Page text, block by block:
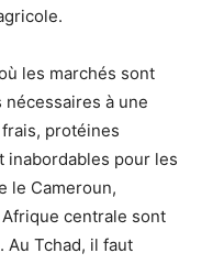
les marchés sont
à une
protéines
inabordables pour les
le Cameroun,
centrale sont
Au Tchad, il faut